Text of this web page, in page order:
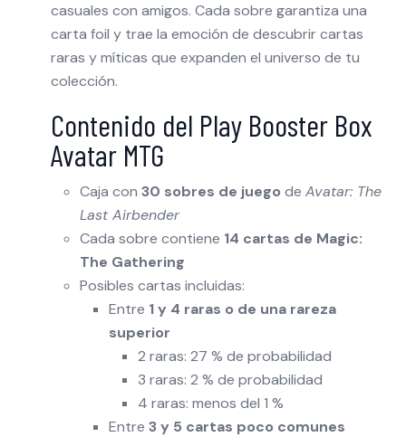
casuales con amigos. Cada sobre garantiza una
carta foil y trae la emoción de descubrir cartas
raras y míticas que expanden el universo de tu
colección.
Contenido del Play Booster Box
Avatar MTG
Caja con 30 sobres de juego de Avatar: The
Last Airbender
Cada sobre contiene 14 cartas de Magic:
The Gathering
Posibles cartas incluidas:
Entre 1 y 4 raras o de una rareza
superior
2 raras: 27 % de probabilidad
3 raras: 2 % de probabilidad
4 raras: menos del 1 %
Entre 3 y 5 cartas poco comunes